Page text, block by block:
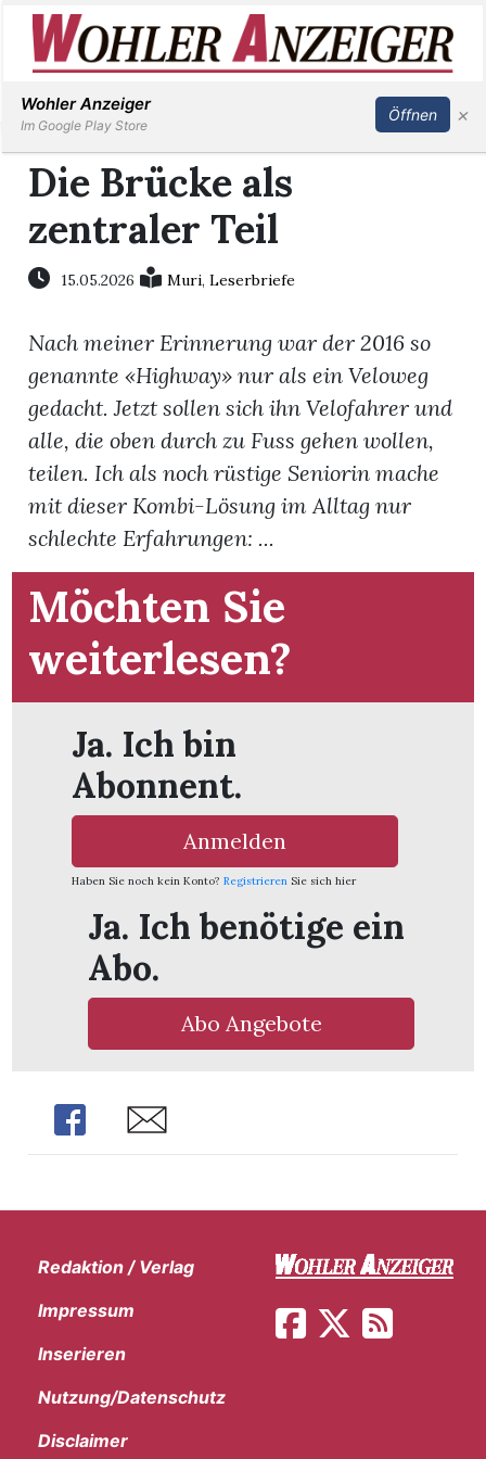
Immobilien
Veranstaltungen
Stellen
E-
Paper
Newsletter
App
Inserieren Abonnieren Anmelden
Die Brücke als
zentraler Teil
15.05.2026 Muri,Leserbriefe
Nach meiner Erinnerung war der 2016 so
genannte «Highway» nur als ein Veloweg
gedacht. Jetzt sollen sich ihn Velofahrer und
alle, die oben durch zu Fuss gehen wollen,
teilen. Ich als noch rüstige Seniorin mache
mit dieser Kombi-Lösung im Alltag nur
schlechte Erfahrungen: ...
Möchten Sie
weiterlesen?
Ja. Ich bin
Abonnent.
Anmelden
Haben Sie noch kein Konto? Registrieren Sie sich hier
Ja. Ich benötige ein
Abo.
Abo Angebote
Share Share
Redaktion / Verlag
Impressum
Inserieren
Nutzung/Datenschutz
Disclaimer
Wohler Anzeiger
Im Google Play Store
Öffnen ×